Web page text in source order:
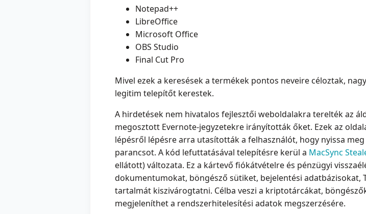
Notepad++
LibreOffice
Microsoft Office
OBS Studio
Final Cut Pro
Mivel ezek a keresések a termékek pontos neveire céloztak,
legitim telepítőt kerestek.
A hirdetések nem hivatalos fejlesztői weboldalakra terelték az
megosztott Evernote-jegyzetekre irányították őket. Ezek az
lépésről lépésre arra utasították a felhasználót, hogy nyissa
parancsot. A kód lefuttatásával telepítésre kerül a MacSync
ellátott) változata. Ez a kártevő fiókátvételre és pénzügyi
dokumentumokat, böngésző sütiket, bejelentési adatbázisokat,
tartalmát kiszivárogtatni. Célba veszi a kriptotárcákat,
megjeleníthet a rendszerhitelesítési adatok megszerzésére.